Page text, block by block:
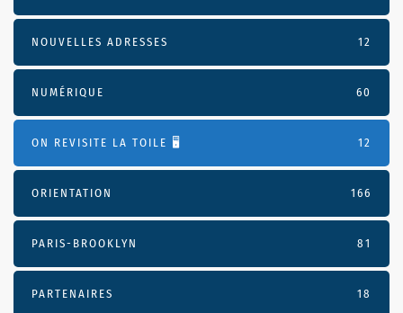
NOUVELLES ADRESSES 12
NUMÉRIQUE 60
ON REVISITE LA TOILE 🖥️ 12
ORIENTATION 166
PARIS-BROOKLYN 81
PARTENAIRES 18